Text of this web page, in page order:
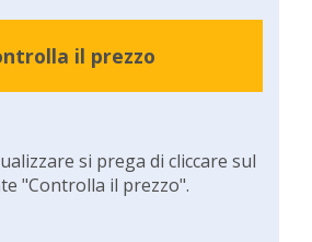
il prezzo
si prega di cliccare sul
"Controlla il prezzo".